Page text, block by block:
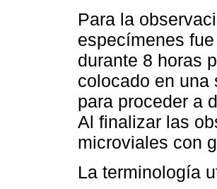
Para la
especímenes
durante 8 horas
colocado en una
para proceder a
Al finalizar las
microviales con
La terminología